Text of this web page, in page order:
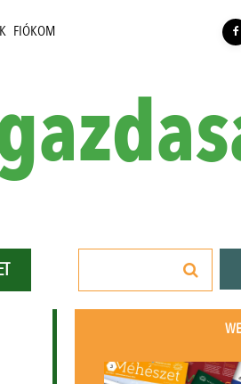
FIÓKOM